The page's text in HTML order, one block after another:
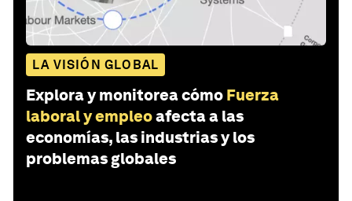
LA VISIÓN GLOBAL
Explora y monitorea cómo Fuerza
laboral y empleoafecta a las
economías, las industrias y los
problemas globales